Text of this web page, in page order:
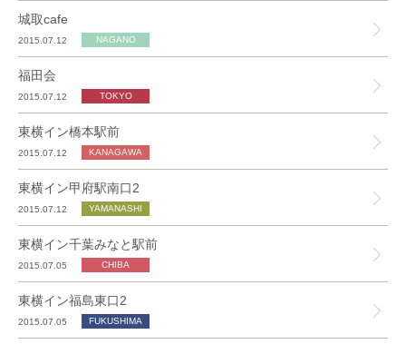
城取cafe
2015.07.12
福田会
2015.07.12
東横イン橋本駅前
2015.07.12
東横イン甲府駅南口2
2015.07.12
東横イン千葉みなと駅前
2015.07.05
東横イン福島東口2
2015.07.05